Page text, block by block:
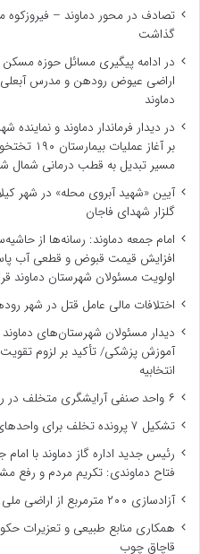
گذاشت
در ادامه پیگیری مسائل حوزه
اراضی عیوض رودهن و مدرس
دماوند
در دیدار فرماندار دماوند و
بر آغاز
مسیر تبدیل به قطب درمانی شمال
آیین «شهید آبروی محله» در شهر
گلزار شهدای فاجان
امام جمعه دماوند: رسانه‌ها از
افزایش قیمت قبوض و قطعی آب
اولویت مسئولان شهرستان دماوند
اختلافات مالی عامل قتل در شهر
دیدار مسئولان شهرستان‌های دماوند
آموزش پزشکی/ تأکید بر لزوم
انتخابیه
۶ واحد صنفی آرایشگری متخلف در رودهن به تعزیرات معرفی شدند
تشکیل ۷ پرونده تخلف برای واحدهای صنفی املاک در رودهن و مهرآباد
رئیس جدید اداره گاز دماوند با
فتاح دماوندی: تکریم مردم و رفع
آزادسازی ۲۰۰ مترمربع از اراضی ملی در پلاک مغانک شهرستان دماوند
همکاری منابع طبیعی و تعزیرات
قاچاق چوب